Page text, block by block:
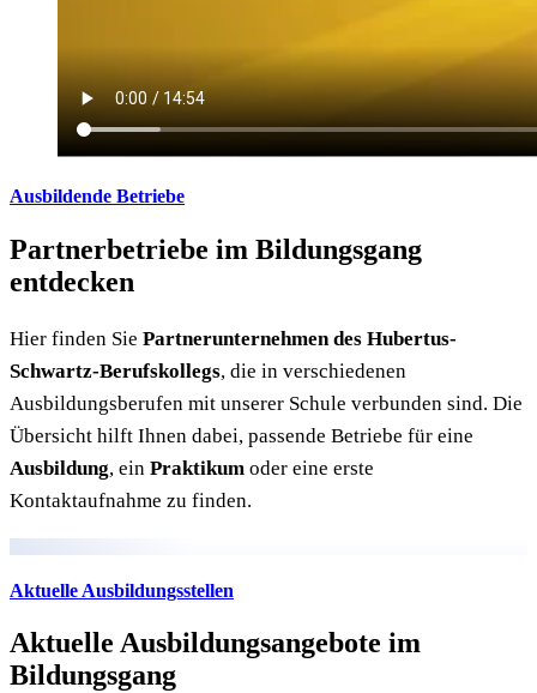
Ausbildende Betriebe
Partnerbetriebe im Bildungsgang
entdecken
Hier finden Sie Partnerunternehmen des Hubertus-
Schwartz-Berufskollegs, die in verschiedenen
Ausbildungsberufen mit unserer Schule verbunden sind. Die
Übersicht hilft Ihnen dabei, passende Betriebe für eine
Ausbildung, ein Praktikum oder eine erste
Kontaktaufnahme zu finden.
Aktuelle Ausbildungsstellen
Aktuelle Ausbildungsangebote im
Bildungsgang